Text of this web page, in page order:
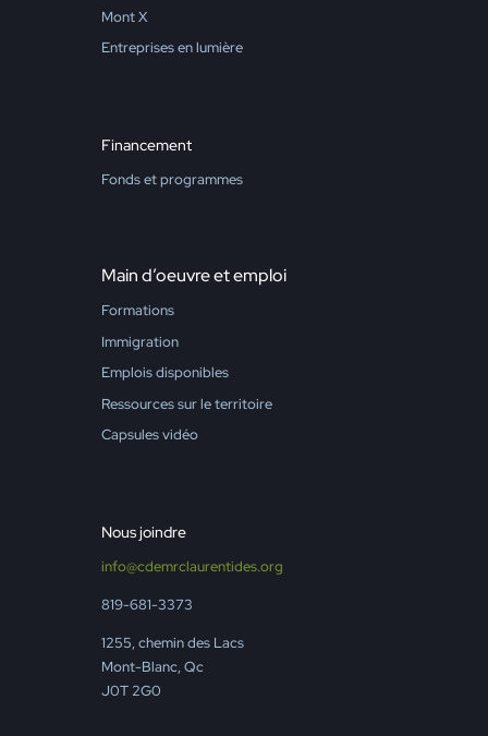
Mont X
Entreprises en lumière
Financement
Fonds et programmes
Main d’oeuvre et emploi
Formations
Immigration
Emplois disponibles
Ressources sur le territoire
Capsules vidéo
Nous joindre
info@cdemrclaurentides.org
819-681-3373
1255, chemin des Lacs
Mont-Blanc, Qc
J0T 2G0